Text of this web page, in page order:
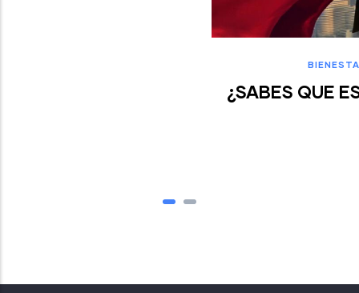
¿SABES QUE ES EL MÉTODO HERO?